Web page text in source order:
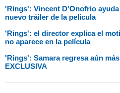
'Rings': Vincent D'Onofrio
nuevo tráiler de la película
'Rings': el director explica el
no aparece en la película
'Rings': Samara regresa aún
EXCLUSIVA